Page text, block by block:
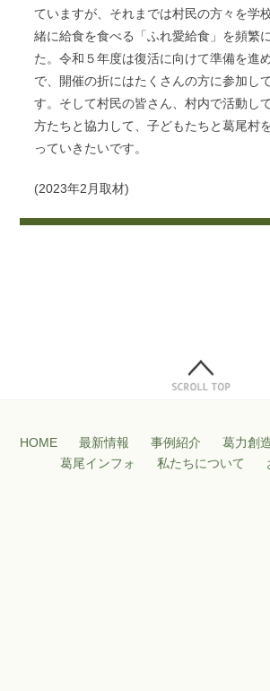
ていますが、それまでは村民の方々を学
緒に給食を食べる「ふれ愛給食」を頻繁
た。令和５年度は復活に向けて準備を進
で、開催の折にはたくさんの方に参加し
す。そして村民の皆さん、村内で活動し
方たちと協力して、子どもたちと葛尾村
っていきたいです。
(2023年2月取材)
HOME 最新情報 事例紹介 葛力創
葛尾インフォ
私たちについて